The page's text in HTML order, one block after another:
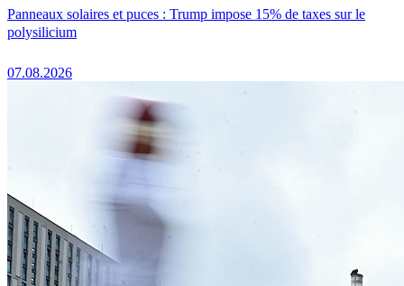
Panneaux solaires et puces : Trump impose 15% de taxes sur le
polysilicium
07.08.2026